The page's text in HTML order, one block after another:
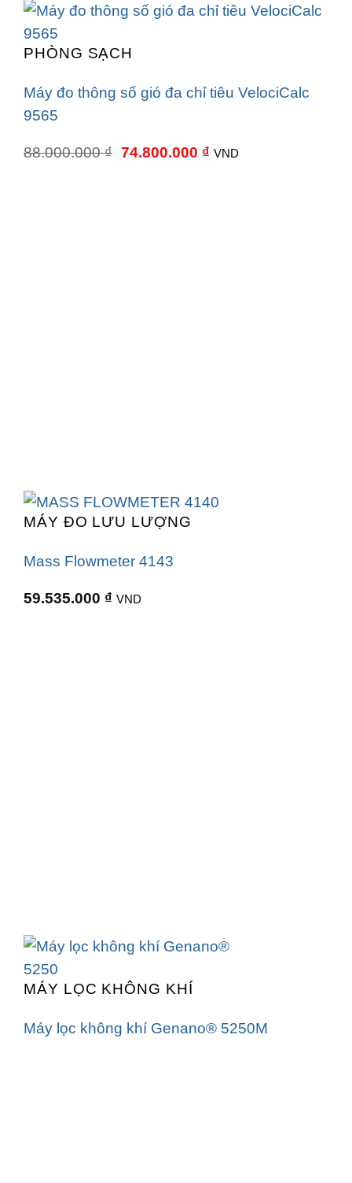
PHÒNG SẠCH
Máy đo thông số gió đa chỉ tiêu VelociCalc
9565
88.000.000₫ Giá
74.800.000 ₫Giá
VND
MÁY ĐO LƯU LƯỢNG
Mass Flowmeter 4143
59.535.000 ₫ VND
MÁY LỌC KHÔNG KHÍ
Máy lọc không khí Genano® 5250M